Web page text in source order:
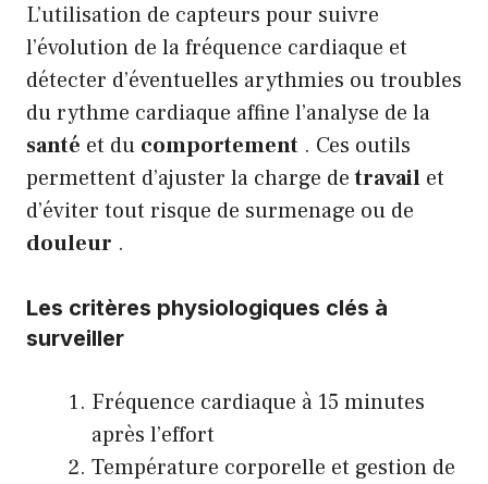
L’utilisation de capteurs pour suivre
l’évolution de la fréquence cardiaque et
détecter d’éventuelles arythmies ou troubles
du rythme cardiaque affine l’analyse de la
santé et du comportement . Ces outils
permettent d’ajuster la charge detravail et
d’éviter tout risque de surmenage ou de
douleur .
Les critères physiologiques clés à
surveiller
Fréquence cardiaque à 15 minutes
après l’effort
Température corporelle et gestion de